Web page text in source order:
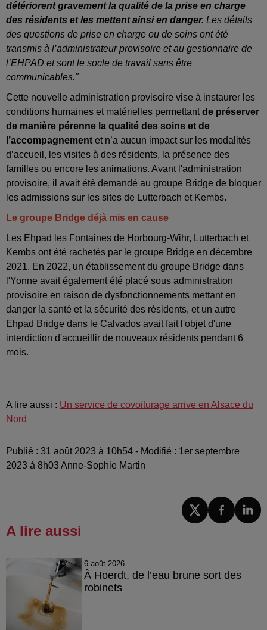
détériorent gravement la qualité de la prise en charge
des résidents et les mettent ainsi en danger. Les détails
des questions de prise en charge ou de soins ont été
transmis à l’administrateur provisoire et au gestionnaire de
l’EHPAD et sont le socle de travail sans être
communicables."
Cette nouvelle administration provisoire vise à instaurer les
conditions humaines et matérielles permettantde préserver
de manière pérenne la qualité des soins et de
l’accompagnement et n’a aucun impact sur les modalités
d’accueil, les visites à des résidents, la présence des
familles ou encore les animations. Avant l'administration
provisoire, il avait été demandé au groupe Bridge de bloquer
les admissions sur les sites de Lutterbach et Kembs.
Le groupe Bridge déjà mis en cause
Les Ehpad les Fontaines de Horbourg-Wihr, Lutterbach et
Kembs ont été rachetés par le groupe Bridge en décembre
2021. En 2022, un établissement du groupe Bridge dans
l'Yonne avait également été placé sous administration
provisoire en raison de dysfonctionnements mettant en
danger la santé et la sécurité des résidents, et un autre
Ehpad Bridge dans le Calvados avait fait l'objet d'une
interdiction d'accueillir de nouveaux résidents pendant 6
mois.
A lire aussi : Un service de covoiturage arrive en Alsace du
Nord
Publié : 31 août 2023 à 10h54 - Modifié : 1er septembre
2023 à 8h03 Anne-Sophie Martin
A lire aussi
6 août 2026
À Hoerdt, de l’eau brune sort des
robinets